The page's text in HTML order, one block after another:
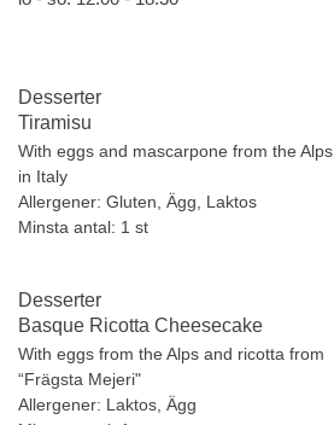
Desserter
Tiramisu
With eggs and mascarpone from the Alps
in Italy
Allergener: Gluten, Ägg, Laktos
Minsta antal: 1 st
Desserter
Basque Ricotta Cheesecake
With eggs from the Alps and ricotta from
“Frägsta Mejeri"
Allergener: Laktos, Ägg